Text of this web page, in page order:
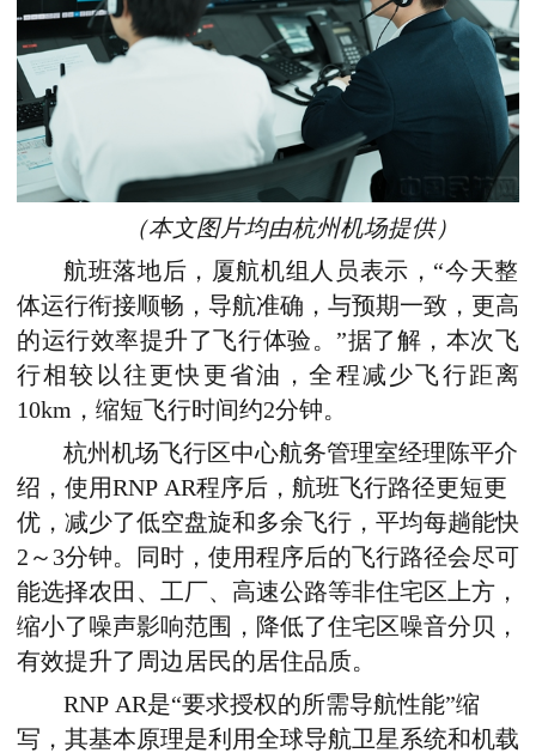
（本文图片均由杭州机场提供）
航班落地后，厦航机组人员表示，“今天整
体运行衔接顺畅，导航准确，与预期一致，更高
的运行效率提升了飞行体验。”据了解，本次飞
行相较以往更快更省油，全程减少飞行距离
10km，缩短飞行时间约2分钟。
杭州机场飞行区中心航务管理室经理陈平介
绍， 使用RNP AR程序后，航班飞行路径更短更
优，减少了低空盘旋和多余飞行，平均每趟能快
2～3分钟。同时，使用程序后的飞行路径会尽可
能选择农田、工厂、高速公路等非住宅区上方，
缩小了噪声影响范围， 降低了住宅区噪音分贝，
有效提升了周边居民的居住品质。
RNP AR是“要求授权的所需导航性能”缩
写，其基本原理是利用全球导航卫星系统和机载